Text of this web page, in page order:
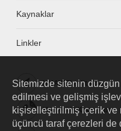
Kaynaklar
Linkler
HUAWEI eKit App
Huawei HiKnow App
Sitemizde sitenin düzgün
edilmesi ve gelişmiş
kişiselleştirilmiş içerik ve
üçüncü taraf çerezleri